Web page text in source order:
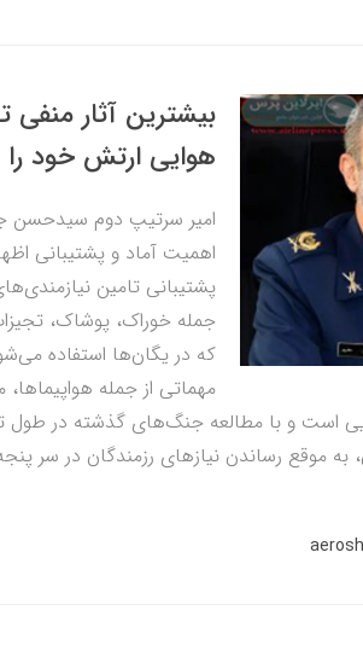
بیشترین آثار منفی
هوایی ارتش خود
امیر سرتیپ دوم سیدحسن
اهمیت آماد و پشتیبانی
پشتیبانی تامین
جمله خوراک، پوشاک،
که در یگان‌ها استفاده
مهماتی از جمله
است و با مطالعه جنگ‌های گذشته در طول
به موقع رساندن نیازهای رزمندگان در سر